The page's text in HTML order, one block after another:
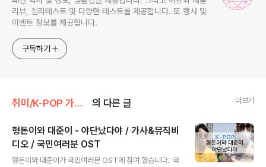
리뷰, 심리테스트 및 다양한 테스트를 제공합니다. 또 행사 및
이벤트 정보를 제공합니다.
구독하기
취미/K-POP 가사 & 뮤직비디오 의 다른 글 더보기
형돈이와 대준이 - 야단났다야 / 가사&뮤직비
디오 / 국민여러분 OST
형돈이와 대준이가 국민여러분 OST에 참여 했습니다. ‘국